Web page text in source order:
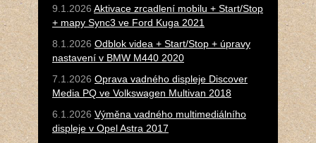
9.1.2026 Aktivace zrcadlení mobilu + Start/Stop
+ mapy Sync3 ve Ford Kuga 2021
8.1.2026 Odblok videa + Start/Stop + úpravy
nastavení v BMW M440 2020
7.1.2026 Oprava vadného displeje Discover
Media PQ ve Volkswagen Multivan 2018
6.1.2026 Výměna vadného multimediálního
displeje v Opel Astra 2017